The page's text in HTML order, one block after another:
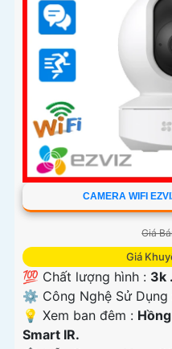
CAMERA WIFI
Giá
Giá
💯 Chất lượng hình : 3k .
⚙ Công Nghệ Sử Dụng
💡 Xem ban đêm :
Smart IR.